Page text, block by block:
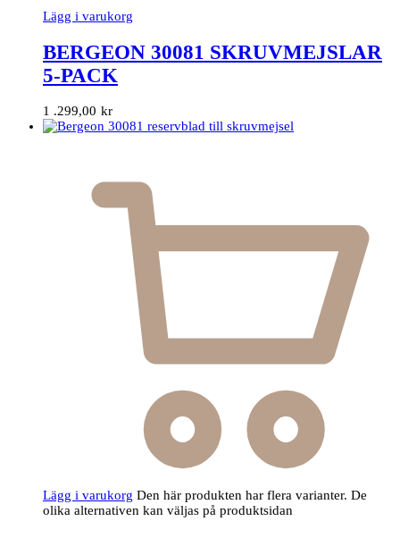
Lägg i varukorg
BERGEON 30081 SKRUVMEJSLAR
5-PACK
1 .299,00 kr
Lägg i varukorg Den här produkten har flera varianter. De
olika alternativen kan väljas på produktsidan